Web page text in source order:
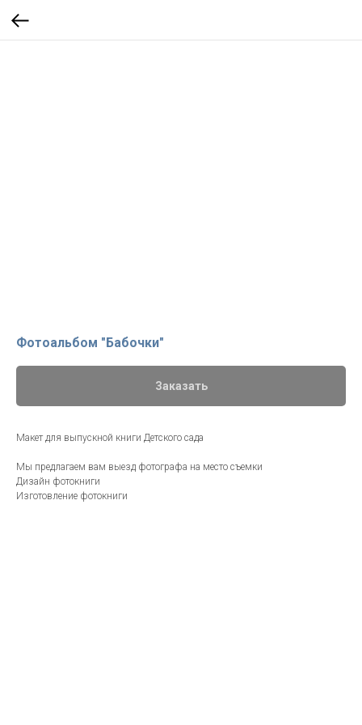
Фотоальбом "Бабочки"
Заказать
Макет для выпускной книги Детского сада
Мы предлагаем вам выезд фотографа на место съемки
Дизайн фотокниги
Изготовление фотокниги